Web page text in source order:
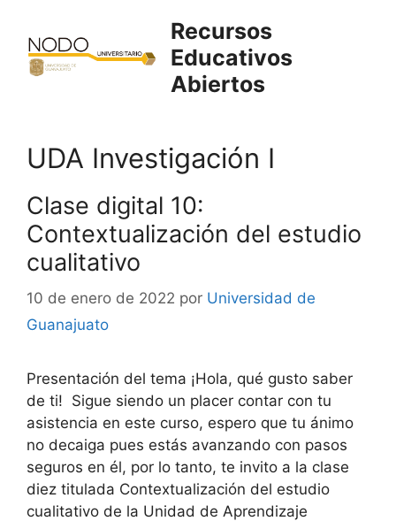
contenido
Recursos
Educativos
Abiertos
UDA Investigación I
Clase digital 10:
Contextualización del estudio
cualitativo
10 de enero de 2022 por Universidad de
Guanajuato
Presentación del tema ¡Hola, qué gusto saber
de ti! Sigue siendo un placer contar con tu
asistencia en este curso, espero que tu ánimo
no decaiga pues estás avanzando con pasos
seguros en él, por lo tanto, te invito a la clase
diez titulada Contextualización del estudio
cualitativo de la Unidad de Aprendizaje